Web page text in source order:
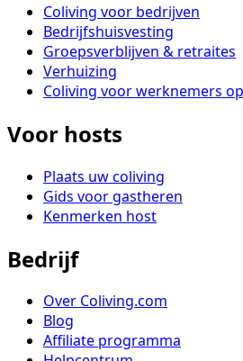
Coliving voor bedrijven
Bedrijfshuisvesting
Groepsverblijven & retraites
Verhuizing
Coliving voor werknemers
Voor hosts
Plaats uw coliving
Gids voor gastheren
Kenmerken host
Bedrijf
Over Coliving.com
Blog
Affiliate programma